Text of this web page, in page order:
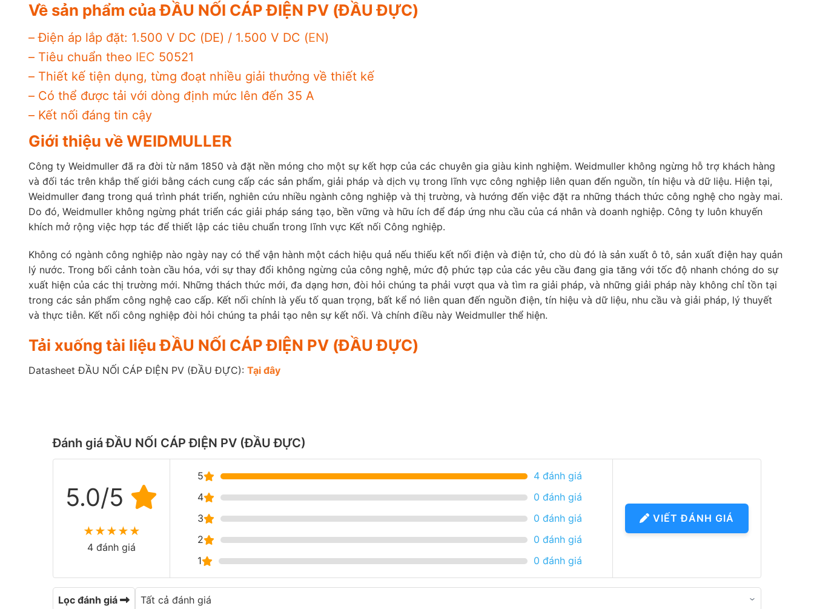
Về sản phẩm của ĐẦU NỐI CÁP ĐIỆN PV (ĐẦU ĐỰC)
– Điện áp lắp đặt: 1.500 V DC (DE) / 1.500 V DC (EN)
– Tiêu chuẩn theo IEC 50521
– Thiết kế tiện dụng, từng đoạt nhiều giải thưởng về thiết kế
– Có thể được tải với dòng định mức lên đến 35 A
– Kết nối đáng tin cậy
Giới thiệu về WEIDMULLER
Công ty Weidmuller đã ra đời từ năm 1850 và đặt nền móng cho một sự kết hợp của các chuyên gia giàu kinh nghiệm. Weidmuller không ngừng hỗ trợ khách hàng
và đối tác trên khắp thế giới bằng cách cung cấp các sản phẩm, giải pháp và dịch vụ trong lĩnh vực công nghiệp liên quan đến nguồn, tín hiệu và dữ liệu. Hiện tại,
Weidmuller đang trong quá trình phát triển, nghiên cứu nhiều ngành công nghiệp và thị trường, và hướng đến việc đặt ra những thách thức công nghệ cho ngày mai.
Do đó, Weidmuller không ngừng phát triển các giải pháp sáng tạo, bền vững và hữu ích để đáp ứng nhu cầu của cá nhân và doanh nghiệp. Công ty luôn khuyến
khích mở rộng việc hợp tác để thiết lập các tiêu chuẩn trong lĩnh vực Kết nối Công nghiệp.
Không có ngành công nghiệp nào ngày nay có thể vận hành một cách hiệu quả nếu thiếu kết nối điện và điện tử, cho dù đó là sản xuất ô tô, sản xuất điện hay quản
lý nước. Trong bối cảnh toàn cầu hóa, với sự thay đổi không ngừng của công nghệ, mức độ phức tạp của các yêu cầu đang gia tăng với tốc độ nhanh chóng do sự
xuất hiện của các thị trường mới. Những thách thức mới, đa dạng hơn, đòi hỏi chúng ta phải vượt qua và tìm ra giải pháp, và những giải pháp này không chỉ tồn tại
trong các sản phẩm công nghệ cao cấp. Kết nối chính là yếu tố quan trọng, bất kể nó liên quan đến nguồn điện, tín hiệu và dữ liệu, nhu cầu và giải pháp, lý thuyết
và thực tiễn. Kết nối công nghiệp đòi hỏi chúng ta phải tạo nên sự kết nối. Và chính điều này Weidmuller thể hiện.
Tải xuống tài liệu ĐẦU NỐI CÁP ĐIỆN PV (ĐẦU ĐỰC)
Datasheet ĐẦU NỐI CÁP ĐIỆN PV (ĐẦU ĐỰC): Tại đây
Đánh giá ĐẦU NỐI CÁP ĐIỆN PV (ĐẦU ĐỰC)
5.0/5
★★★★★
4 đánh giá
5
4 đánh giá
4
0 đánh giá
3
0 đánh giá
2
0 đánh giá
1
0 đánh giá
VIẾT ĐÁNH GIÁ
Lọc đánh giá